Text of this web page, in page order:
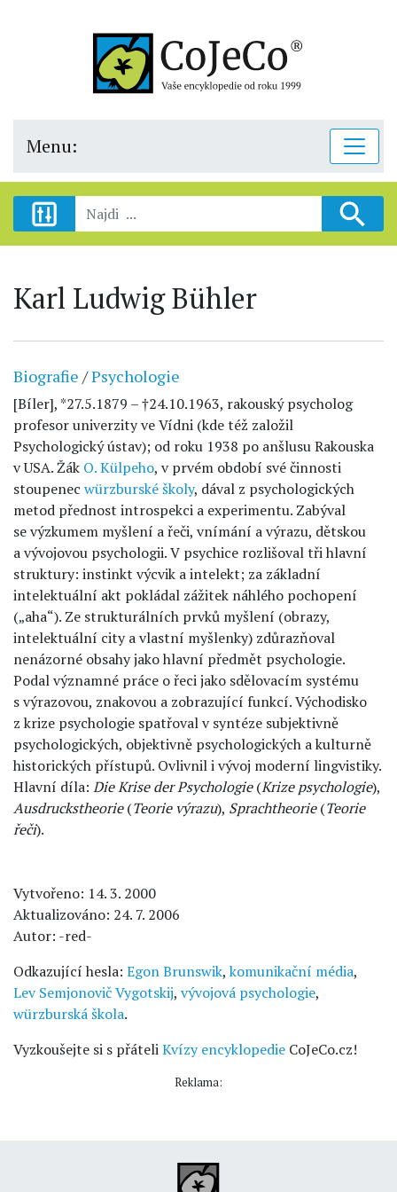
Menu:
Karl Ludwig Bühler
Biografie /Psychologie
[Bíler], *27.5.1879 – †24.10.1963, rakouský psycholog
profesor univerzity ve Vídni (kde též založil
Psychologický ústav); od roku 1938 po anšlusu Rakouska
v USA. Žák O. Külpeho, v prvém období své činnosti
stoupenec würzburské školy, dával z psychologických
metod přednost introspekci a experimentu. Zabýval
se výzkumem myšlení a řeči, vnímání a výrazu, dětskou
a vývojovou psychologii. V psychice rozlišoval tři hlavní
struktury: instinkt výcvik a intelekt; za základní
intelektuální akt pokládal zážitek náhlého pochopení
(„aha“). Ze strukturálních prvků myšlení (obrazy,
intelektuální city a vlastní myšlenky) zdůrazňoval
nenázorné obsahy jako hlavní předmět psychologie.
Podal významné práce o řeci jako sdělovacím systému
s výrazovou, znakovou a zobrazující funkcí. Východisko
z krize psychologie spatřoval v syntéze subjektivně
psychologických, objektivně psychologických a kulturně
historických přístupů. Ovlivnil i vývoj moderní lingvistiky.
Hlavní díla: Die Krise der Psychologie(Krize psychologie),
Ausdruckstheorie(Teorie výrazu), Sprachtheorie(Teorie
řeči).
Vytvořeno: 14. 3. 2000
Aktualizováno: 24. 7. 2006
Autor: -red-
Odkazující hesla: Egon Brunswik,komunikační média,
Lev Semjonovič Vygotskij, vývojová psychologie,
würzburská škola.
Vyzkoušejte si s přáteliKvízy encyklopedie CoJeCo.cz!
Reklama: